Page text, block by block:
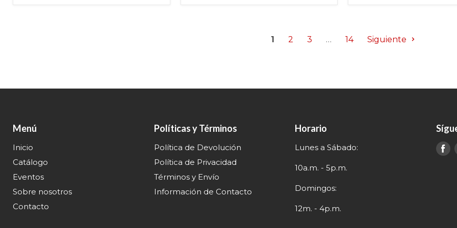
1 2 3 … 14 Siguiente
Menú
Inicio
Catálogo
Eventos
Sobre nosotros
Contacto
Políticas y Términos
Política de Devolución
Política de Privacidad
Términos y Envío
Información de Contacto
Horario
Lunes a Sábado:
10a.m. - 5p.m.
Domingos:
12m. - 4p.m.